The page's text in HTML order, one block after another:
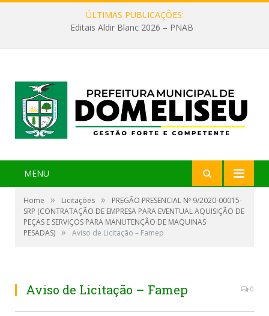
ÚLTIMAS PUBLICAÇÕES:
Editais Aldir Blanc 2026 – PNAB
MENU
Home » Licitações »
PREGÃO PRESENCIAL Nº 9/2020-00015-
SRP (CONTRATAÇÃO DE EMPRESA PARA EVENTUAL AQUISIÇÃO DE
PEÇAS E SERVIÇOS PARA MANUTENÇÃO DE MAQUINAS
PESADAS) » Aviso de Licitação – Famep
Aviso de Licitação – Famep 0